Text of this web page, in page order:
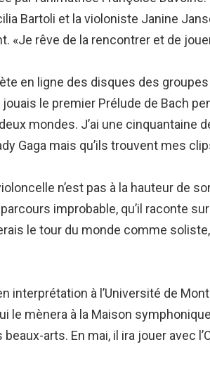
Bartoli et la violoniste Janine
rêve de la rencontrer et de
en ligne des disques des
le premier Prélude de Bach
mondes. J’ai une cinquantaine
Gaga mais qu’ils trouvent mes
n’est pas à la hauteur de
improbable, qu’il raconte
le tour du monde comme
à l’Université de
le mènera à la Maison
arts. En mai, il ira jouer avec